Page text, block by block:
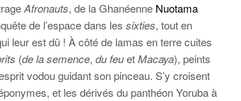
Afronauts, de la Ghanéenne Nuotama
de l’espace dans les sixties, tout en
leur est dû ! À côté de lamas en terre cuites
(de la semence, du feuetMacaya), peints
vodou guidant son pinceau. S’y croisent
et les dérivés du panthéon Yoruba à